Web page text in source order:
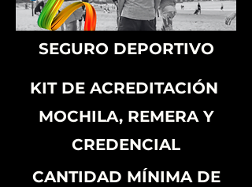
SEGURO DEPORTIVO
KIT DE ACREDITACIÓN
MOCHILA, REMERA Y
CREDENCIAL
CANTIDAD MÍNIMA DE